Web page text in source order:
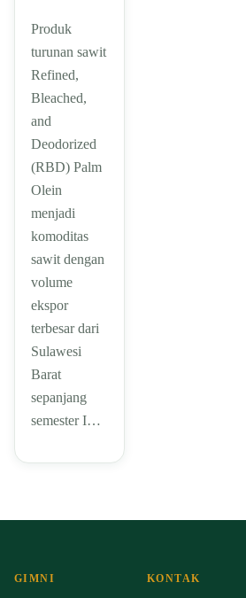
Produk
turunan sawit
Refined,
Bleached,
and
Deodorized
(RBD) Palm
Olein
menjadi
komoditas
sawit dengan
volume
ekspor
terbesar dari
Sulawesi
Barat
sepanjang
semester I…
GIMNI KONTAK